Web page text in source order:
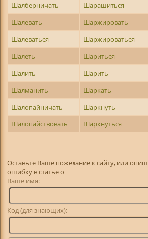
Шалберничать
Шарашиться
Шалевать
Шаржировать
Шалеваться
Шаржироваться
Шалеть
Шариться
Шалить
Шарить
Шалманить
Шаркать
Шалопайничать
Шаркнуть
Шалопайствовать
Шаркнуться
Оставьте Ваше пожелание к сайту, или
ошибку в статье о
Ваше имя:
Код (для знающих):